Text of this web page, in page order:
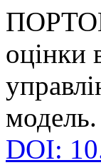
оцінки
модель.
DOI: